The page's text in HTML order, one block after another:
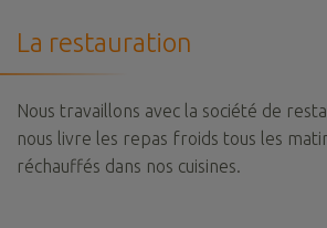
La restauration
Nous travaillons avec la société de
nous livre les repas froids tous les
réchauffés dans nos cuisines.